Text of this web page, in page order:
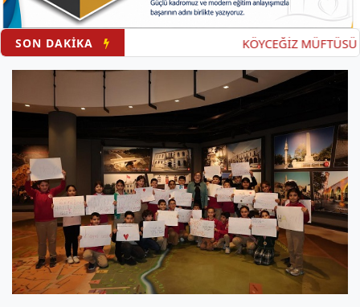
SON DAKİKA KÖYCEĞİZ MÜFTÜSÜ